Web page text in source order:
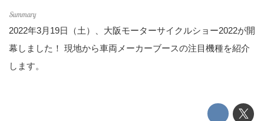
2022年3月19日（土）、大阪モーターサイクルショー2022が開
幕しました！ 現地から車両メーカーブースの注目機種を紹介
します。